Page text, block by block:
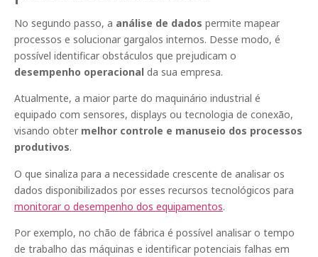
No segundo passo, a análise de dados permite mapear
processos e solucionar gargalos internos. Desse modo, é
possível identificar obstáculos que prejudicam o
desempenho operacional da sua empresa.
Atualmente, a maior parte do maquinário industrial é
equipado com sensores, displays ou tecnologia de conexão,
visando obter melhor controle e manuseio dos processos
produtivos.
O que sinaliza para a necessidade crescente de analisar os
dados disponibilizados por esses recursos tecnológicos para
monitorar o desempenho dos equipamentos.
Por exemplo, no chão de fábrica é possível analisar o tempo
de trabalho das máquinas e identificar potenciais falhas em